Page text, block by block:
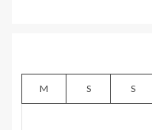
M S S